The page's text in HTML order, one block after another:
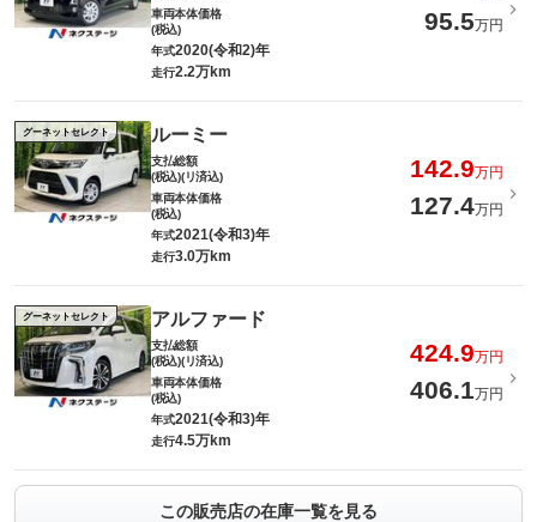
車両本体価格
(税込)
95.5万円
年式2020(令和2)年
走行2.2万km
グーネットセレクト ルーミー
支払総額
(税込)(リ済込)
142.9万円
車両本体価格
(税込)
127.4万円
年式2021(令和3)年
走行3.0万km
グーネットセレクト アルファード
支払総額
(税込)(リ済込)
424.9万円
車両本体価格
(税込)
406.1万円
年式2021(令和3)年
走行4.5万km
この販売店の在庫一覧を見る